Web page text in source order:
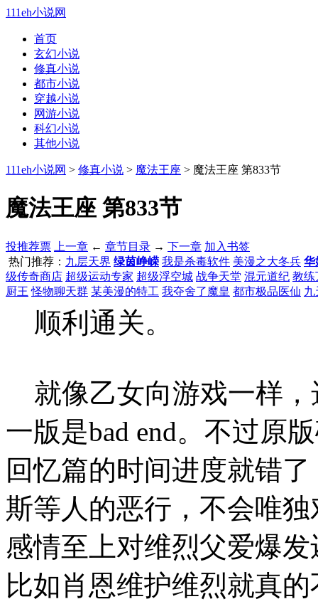
111eh小说网
首页
玄幻小说
修真小说
都市小说
穿越小说
网游小说
科幻小说
其他小说
111eh小说网 > 修真小说 > 魔法王座 > 魔法王座 第833节
魔法王座 第833节
投推荐票 上一章 ← 章节目录 → 下一章 加入书签
热门推荐： 九层天界 绿茵峥嵘 我是杀毒软件 美漫之大冬兵 华
级传奇商店 超级运动专家 超级浮空城 战争天堂 混元道纪 教练
厨王 怪物聊天群 某美漫的特工 我夺舍了魔皇 都市极品医仙 九
顺利通关。
就像乙女向游戏一样，
一版是bad end。不过原
回忆篇的时间进度就错
斯等人的恶行，不会唯
感情至上对维烈父爱爆
比如肖恩维护维烈就真